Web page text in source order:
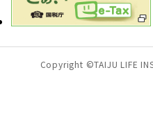
Copyright ©TAIJU LIFE